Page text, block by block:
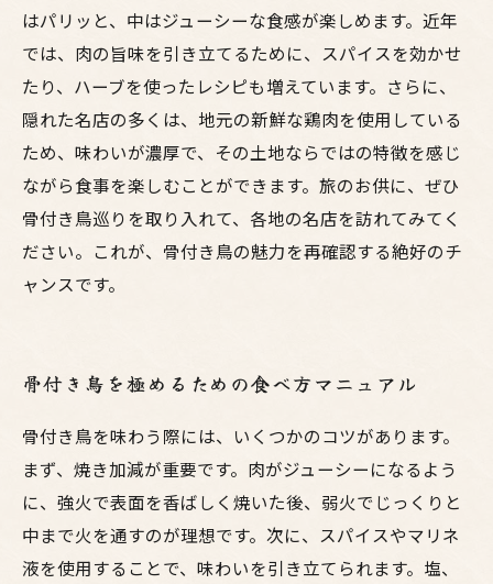
はパリッと、中はジューシーな食感が楽しめます。近年
では、肉の旨味を引き立てるために、スパイスを効かせ
たり、ハーブを使ったレシピも増えています。さらに、
隠れた名店の多くは、地元の新鮮な鶏肉を使用している
ため、味わいが濃厚で、その土地ならではの特徴を感じ
ながら食事を楽しむことができます。旅のお供に、ぜひ
骨付き鳥巡りを取り入れて、各地の名店を訪れてみてく
ださい。これが、骨付き鳥の魅力を再確認する絶好のチ
ャンスです。
骨付き鳥を極めるための食べ方マニュアル
骨付き鳥を味わう際には、いくつかのコツがあります。
まず、焼き加減が重要です。肉がジューシーになるよう
に、強火で表面を香ばしく焼いた後、弱火でじっくりと
中まで火を通すのが理想です。次に、スパイスやマリネ
液を使用することで、味わいを引き立てられます。塩、